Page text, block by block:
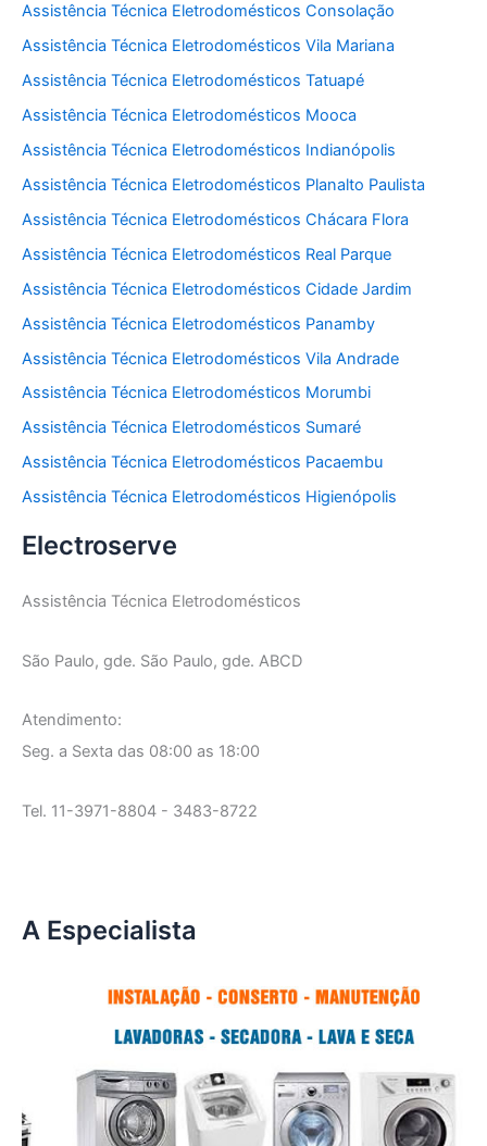
Assistência Técnica Eletrodomésticos Consolação
Assistência Técnica Eletrodomésticos Vila Mariana
Assistência Técnica Eletrodomésticos Tatuapé
Assistência Técnica Eletrodomésticos Mooca
Assistência Técnica Eletrodomésticos Indianópolis
Assistência Técnica Eletrodomésticos Planalto Paulista
Assistência Técnica Eletrodomésticos Chácara Flora
Assistência Técnica Eletrodomésticos Real Parque
Assistência Técnica Eletrodomésticos Cidade Jardim
Assistência Técnica Eletrodomésticos Panamby
Assistência Técnica Eletrodomésticos Vila Andrade
Assistência Técnica Eletrodomésticos Morumbi
Assistência Técnica Eletrodomésticos Sumaré
Assistência Técnica Eletrodomésticos Pacaembu
Assistência Técnica Eletrodomésticos Higienópolis
Electroserve
Assistência Técnica Eletrodomésticos
São Paulo, gde. São Paulo, gde. ABCD
Atendimento:
Seg. a Sexta das 08:00 as 18:00
Tel. 11-3971-8804 - 3483-8722
A Especialista